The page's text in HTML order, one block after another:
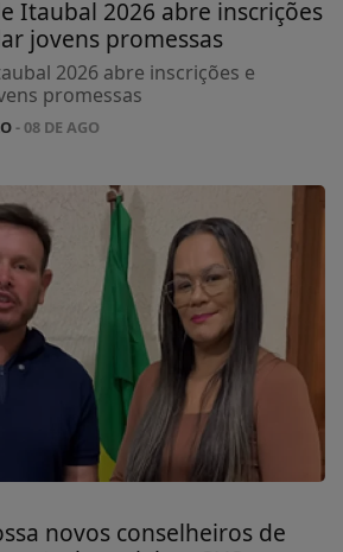
Itaubal 2026 abre inscrições
jovens promessas
2026 abre inscrições e
promessas
- 08 DE AGO
novos conselheiros de